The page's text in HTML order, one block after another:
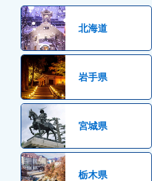
北海道
岩手県
宮城県
栃木県